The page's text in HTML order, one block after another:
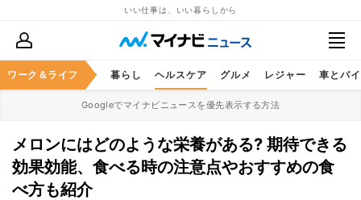
いい仕事は、いい暮らしから
ワーク＆ライフ
ススキル マネー 暮らし ヘルスケア グルメ レジャー 車とバ
Googleでマイナビニュースを優先表示する方法
メロンにはどのような栄養がある? 期待できる
効果効能、食べる時の注意点やおすすめの食
べ方も紹介